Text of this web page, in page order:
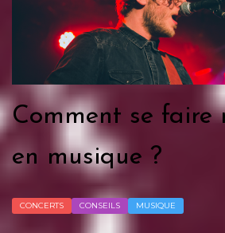
Comment se faire
en musique ?
CONCERTS CONSEILS MUSIQUE